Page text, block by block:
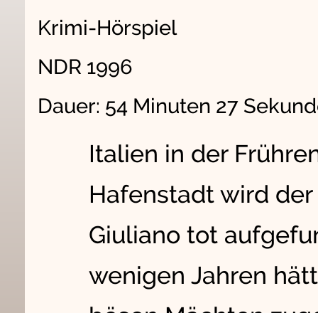
Krimi-Hörspiel
NDR 1996
Dauer: 54 Minuten 27
Italien in der
Hafenstadt wird
Giuliano tot
wenigen Jahren